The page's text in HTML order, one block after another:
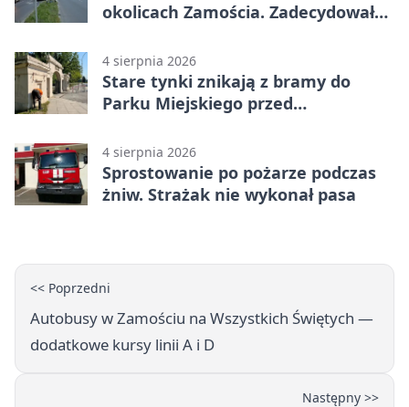
okolicach Zamościa. Zadecydowało
4 sierpnia 2026
Stare tynki znikają z bramy do
Parku Miejskiego przed
4 sierpnia 2026
Sprostowanie po pożarze podczas
żniw. Strażak nie wykonał pasa
<< Poprzedni
Autobusy w Zamościu na Wszystkich Świętych —
dodatkowe kursy linii A i D
Następny >>